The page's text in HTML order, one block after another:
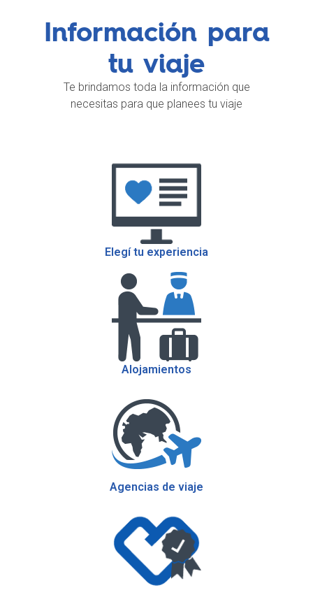
Información para
tu viaje
Te brindamos toda la información que
necesitas para que planees tu viaje
Elegí tu experiencia
Alojamientos
Agencias de viaje